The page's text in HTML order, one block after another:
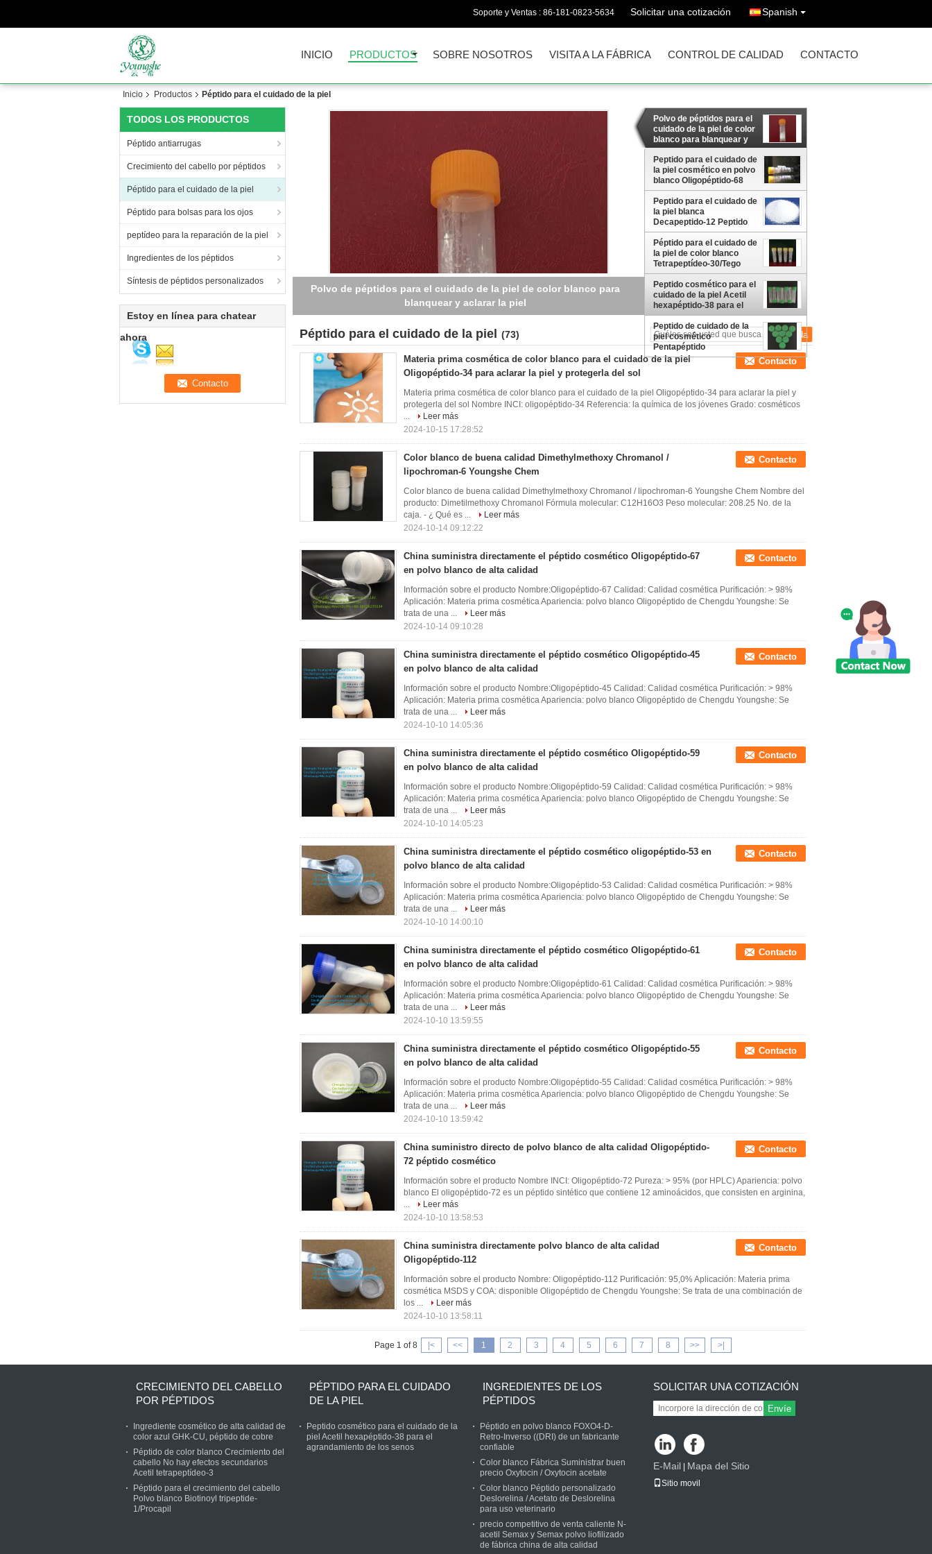
Soporte y Ventas : 86-181-0823-5634 Solicitar una cotización Spanish
INICIO PRODUCTOS SOBRE NOSOTROS VISITA A LA FÁBRICA CONTROL DE CALIDAD CONTACTO
Inicio Productos Péptido para el cuidado de la piel
TODOS LOS PRODUCTOS
Péptido antiarrugas
Crecimiento del cabello por péptidos
Péptido para el cuidado de la piel
Péptido para bolsas para los ojos
peptídeo para la reparación de la piel
Ingredientes de los péptidos
Síntesis de péptidos personalizados
Estoy en línea para chatear
ahora
Peptido para el cuidado de la piel cosmético en polvo blanco
Oligopéptido-68 con entrega rápida
Polvo de péptidos para el
cuidado de la piel de color
blanco para blanquear y
aclarar la piel
Peptido para el cuidado de
la piel cosmético en polvo
blanco Oligopéptido-68
con entrega rápida
Peptido para el cuidado de
la piel blanca
Decapeptido-12 Peptido
cosmético para
blanqueamiento de la piel
Péptido para el cuidado de
la piel de color blanco
Tetrapeptídeo-30/Tego
Pep para blanqueamiento
de la piel
Peptido cosmético para el
cuidado de la piel Acetil
hexapéptido-38 para el
agrandamiento de los
senos
Peptido de cuidado de la
piel cosmético
Pentapéptido
Pentapéptido-52 CG-
Péptido para el cuidado de la piel (73)
Materia prima cosmética de color blanco para el cuidado de la piel
Oligopéptido-34 para aclarar la piel y protegerla del sol
Contacto
Materia prima cosmética de color blanco para el cuidado de la piel Oligopéptido-34 para aclarar la piel y
protegerla del sol Nombre INCI: oligopéptido-34 Referencia: la química de los jóvenes Grado: cosméticos
...
Leer más
2024-10-15 17:28:52
Color blanco de buena calidad Dimethylmethoxy Chromanol /
lipochroman-6 Youngshe Chem
Contacto
Color blanco de buena calidad Dimethylmethoxy Chromanol / lipochroman-6 Youngshe Chem Nombre del
producto: Dimetilmethoxy Chromanol Fórmula molecular: C12H16O3 Peso molecular: 208.25 No. de la
caja. - ¿ Qué es ...
Leer más
2024-10-14 09:12:22
China suministra directamente el péptido cosmético Oligopéptido-67
en polvo blanco de alta calidad
Contacto
Información sobre el producto Nombre:Oligopéptido-67 Calidad: Calidad cosmética Purificación: > 98%
Aplicación: Materia prima cosmética Apariencia: polvo blanco Oligopéptido de Chengdu Youngshe: Se
trata de una ...
Leer más
2024-10-14 09:10:28
China suministra directamente el péptido cosmético Oligopéptido-45
en polvo blanco de alta calidad
Contacto
Información sobre el producto Nombre:Oligopéptido-45 Calidad: Calidad cosmética Purificación: > 98%
Aplicación: Materia prima cosmética Apariencia: polvo blanco Oligopéptido de Chengdu Youngshe: Se
trata de una ...
Leer más
2024-10-10 14:05:36
China suministra directamente el péptido cosmético Oligopéptido-59
en polvo blanco de alta calidad
Contacto
Información sobre el producto Nombre:Oligopéptido-59 Calidad: Calidad cosmética Purificación: > 98%
Aplicación: Materia prima cosmética Apariencia: polvo blanco Oligopéptido de Chengdu Youngshe: Se
trata de una ...
Leer más
2024-10-10 14:05:23
China suministra directamente el péptido cosmético oligopéptido-53 en
polvo blanco de alta calidad
Contacto
Información sobre el producto Nombre:Oligopéptido-53 Calidad: Calidad cosmética Purificación: > 98%
Aplicación: Materia prima cosmética Apariencia: polvo blanco Oligopéptido de Chengdu Youngshe: Se
trata de una ...
Leer más
2024-10-10 14:00:10
China suministra directamente el péptido cosmético Oligopéptido-61
en polvo blanco de alta calidad
Contacto
Información sobre el producto Nombre:Oligopéptido-61 Calidad: Calidad cosmética Purificación: > 98%
Aplicación: Materia prima cosmética Apariencia: polvo blanco Oligopéptido de Chengdu Youngshe: Se
trata de una ...
Leer más
2024-10-10 13:59:55
China suministra directamente el péptido cosmético Oligopéptido-55
en polvo blanco de alta calidad
Contacto
Información sobre el producto Nombre:Oligopéptido-55 Calidad: Calidad cosmética Purificación: > 98%
Aplicación: Materia prima cosmética Apariencia: polvo blanco Oligopéptido de Chengdu Youngshe: Se
trata de una ...
Leer más
2024-10-10 13:59:42
China suministro directo de polvo blanco de alta calidad Oligopéptido-
72 péptido cosmético
Contacto
Información sobre el producto Nombre INCI: Oligopéptido-72 Pureza: > 95% (por HPLC) Apariencia: polvo
blanco El oligopéptido-72 es un péptido sintético que contiene 12 aminoácidos, que consisten en arginina,
...
Leer más
2024-10-10 13:58:53
China suministra directamente polvo blanco de alta calidad
Oligopéptido-112
Contacto
Información sobre el producto Nombre: Oligopéptido-112 Purificación: 95,0% Aplicación: Materia prima
cosmética MSDS y COA: disponible Oligopéptido de Chengdu Youngshe: Se trata de una combinación de
los ...
Leer más
2024-10-10 13:58:11
Page 1 of 8 |< << 1 2 3 4 5 6 7 8 >> >|
CRECIMIENTO DEL CABELLO
POR PÉPTIDOS
Ingrediente cosmético de alta calidad de
color azul GHK-CU, péptido de cobre
Péptido de color blanco Crecimiento del
cabello No hay efectos secundarios
Acetil tetrapeptídeo-3
Péptido para el crecimiento del cabello
Polvo blanco Biotinoyl tripeptide-
1/Procapil
PÉPTIDO PARA EL CUIDADO
DE LA PIEL
Peptido cosmético para el cuidado de la
piel Acetil hexapéptido-38 para el
agrandamiento de los senos
INGREDIENTES DE LOS
PÉPTIDOS
Péptido en polvo blanco FOXO4-D-
Retro-Inverso ((DRI) de un fabricante
confiable
Color blanco Fábrica Suministrar buen
precio Oxytocin / Oxytocin acetate
Color blanco Péptido personalizado
Deslorelina / Acetato de Deslorelina
para uso veterinario
precio competitivo de venta caliente N-
acetil Semax y Semax polvo liofilizado
de fábrica china de alta calidad
SOLICITAR UNA COTIZACIÓN
Envíe
E-Mail Mapa del Sitio
Sitio movil